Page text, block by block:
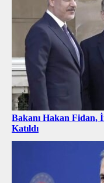
Bakanı Hakan Fidan,
Katıldı